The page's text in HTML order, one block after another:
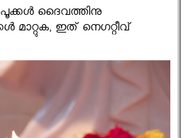
പൂക്കള്‍ ദൈവത്തിനു
മാറ്റുക, ഇത്‌ നെഗറ്റീവ്‌